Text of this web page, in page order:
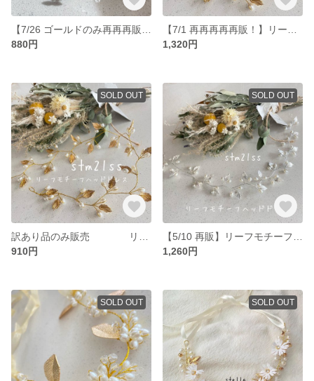
880円
1,320円
SOLD OUT
910円
SOLD OUT
1,260円
SOLD OUT SOLD OUT